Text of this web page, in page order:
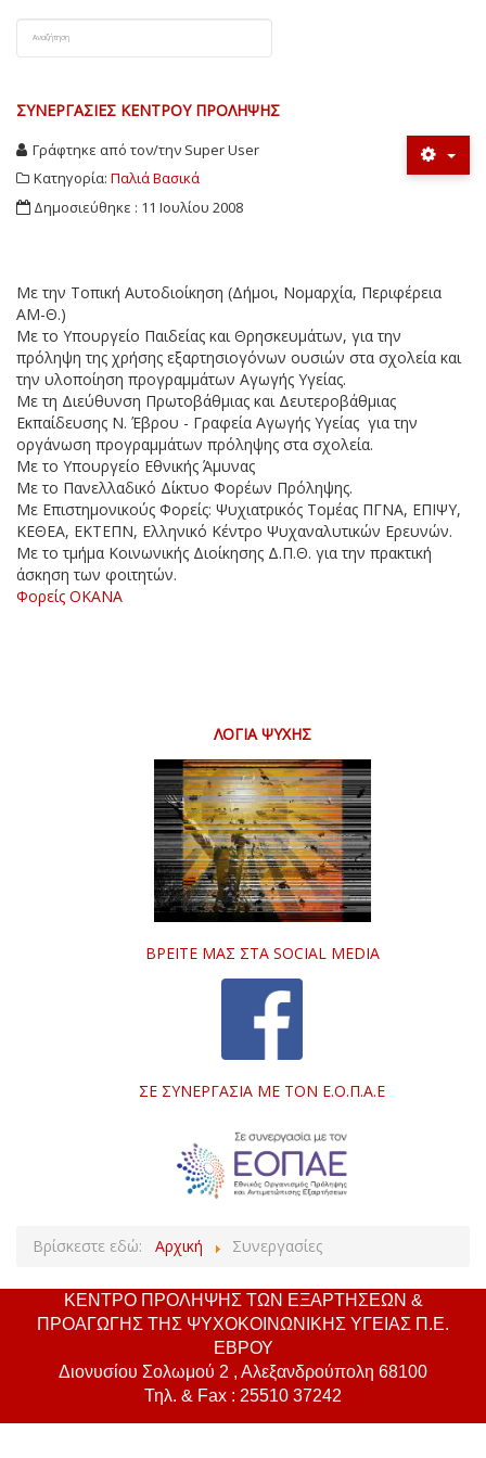
ΣΥΝΕΡΓΑΣΊΕΣ ΚΈΝΤΡΟΥ ΠΡΌΛΗΨΗΣ
Γράφτηκε από τον/την Super User
Κατηγορία: Παλιά Βασικά
Δημοσιεύθηκε : 11 Ιουλίου 2008
Με την Τοπική Αυτοδιοίκηση (Δήμοι, Νομαρχία, Περιφέρεια
ΑΜ-Θ.)
Με το Υπουργείο Παιδείας και Θρησκευμάτων, για την
πρόληψη της χρήσης εξαρτησιογόνων ουσιών στα σχολεία και
την υλοποίηση προγραμμάτων Αγωγής Υγείας.
Με τη Διεύθυνση Πρωτοβάθμιας και Δευτεροβάθμιας
Εκπαίδευσης Ν. Έβρου - Γραφεία Αγωγής Υγείας για την
οργάνωση προγραμμάτων πρόληψης στα σχολεία.
Με το Υπουργείο Εθνικής Άμυνας
Με το Πανελλαδικό Δίκτυο Φορέων Πρόληψης.
Με Επιστημονικούς Φορείς: Ψυχιατρικός Τομέας ΠΓΝΑ, ΕΠΙΨΥ,
ΚΕΘΕΑ, ΕΚΤΕΠΝ, Ελληνικό Κέντρο Ψυχαναλυτικών Ερευνών.
Με το τμήμα Κοινωνικής Διοίκησης Δ.Π.Θ. για την πρακτική
άσκηση των φοιτητών.
Φορείς ΟΚΑΝΑ
ΛΌΓΙΑ ΨΥΧΉΣ
ΒΡΕΊΤΕ ΜΑΣ ΣΤΑ SOCIAL MEDIA
ΣΕ ΣΥΝΕΡΓΑΣΊΑ ΜΕ ΤΟΝ Ε.Ο.Π.Α.Ε
Βρίσκεστε εδώ: Αρχική Συνεργασίες
ΚΕΝΤΡΟ ΠΡΟΛΗΨΗΣ ΤΩΝ ΕΞΑΡΤΗΣΕΩΝ &
ΠΡΟΑΓΩΓΗΣ ΤΗΣ ΨΥΧΟΚΟΙΝΩΝΙΚΗΣ ΥΓΕΙΑΣ Π.Ε.
ΕΒΡΟΥ
Διονυσίου Σολωμού 2 , Αλεξανδρούπολη 68100
Τηλ. & Fax : 25510 37242